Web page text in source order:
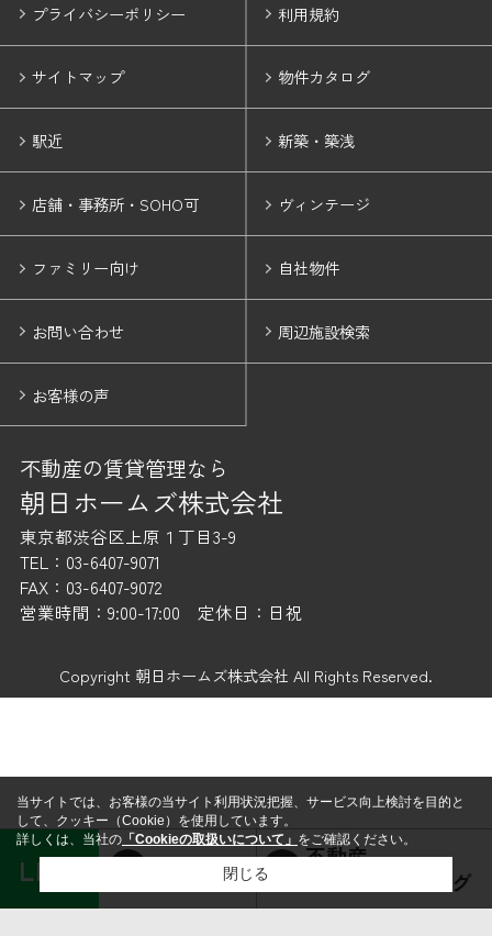
プライバシーポリシー 利用規約
サイトマップ 物件カタログ
駅近 新築・築浅
店舗・事務所・SOHO可 ヴィンテージ
ファミリー向け 自社物件
お問い合わせ 周辺施設検索
お客様の声
不動産の賃貸管理なら
朝日ホームズ株式会社
東京都渋谷区上原１丁目3-9
TEL：03-6407-9071
FAX：03-6407-9072
営業時間：9:00-17:00 定休日：日祝
Copyright 朝日ホームズ株式会社 All Rights Reserved.
LINE 賃貸経営
不動産
コンサルティング
当サイトでは、お客様の当サイト利用状況把握、サービス向上検討を目的と
して、クッキー（Cookie）を使用しています。
詳しくは、当社の 「Cookieの取扱いについて」 をご確認ください。
閉じる